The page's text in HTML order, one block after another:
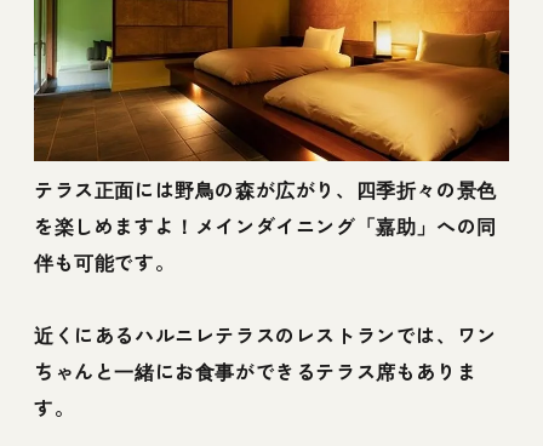
テラス正面には野鳥の森が広がり、四季折々の景色
を楽しめますよ！メインダイニング「嘉助」への同
伴も可能です。
近くにあるハルニレテラスのレストランでは、ワン
ちゃんと一緒にお食事ができるテラス席もありま
す。